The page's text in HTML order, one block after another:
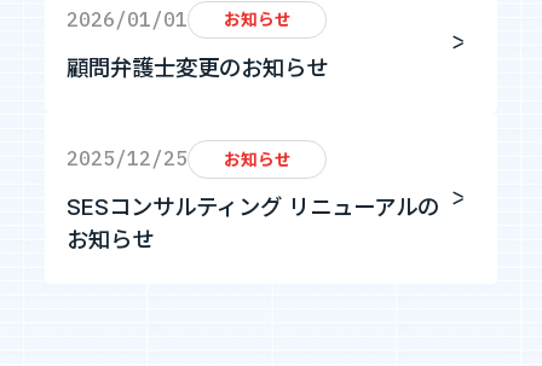
Tech Blog
技術ブログ
Fairgrit(フェアグリット)
2026/01/01 お知らせ
顧問弁護士変更のお知らせ
2025/12/25 お知らせ
SESコンサルティング リニューアルの
お知らせ